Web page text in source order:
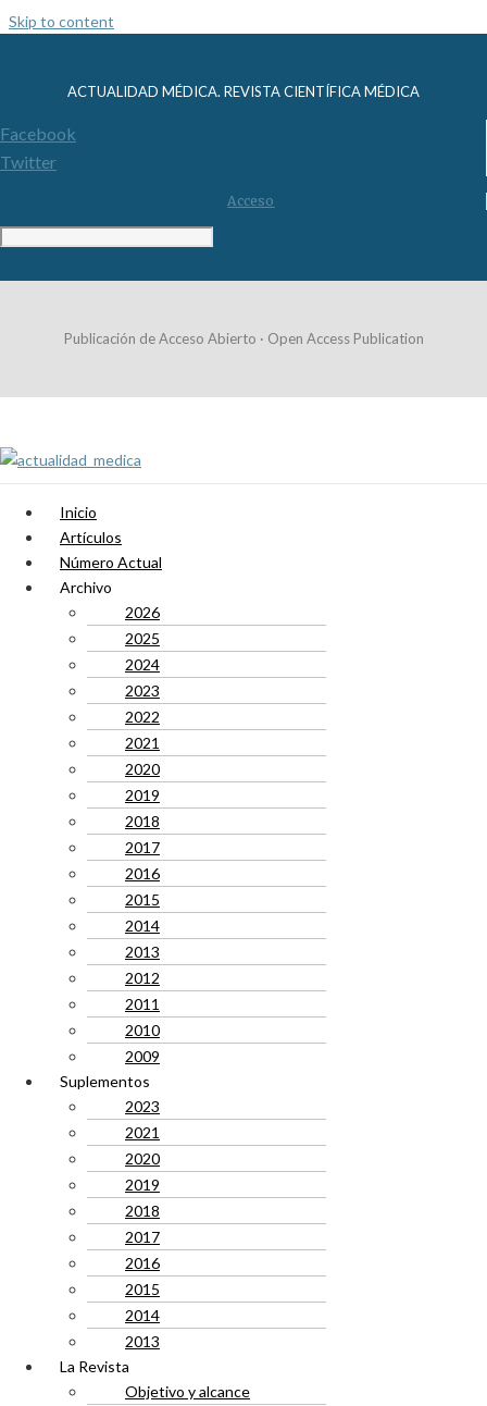
Skip to content
ACTUALIDAD MÉDICA. REVISTA CIENTÍFICA MÉDICA
Facebook
Twitter
Acceso
Publicación de Acceso Abierto · Open Access Publication
Inicio
Artículos
Número Actual
Archivo
2026
2025
2024
2023
2022
2021
2020
2019
2018
2017
2016
2015
2014
2013
2012
2011
2010
2009
Suplementos
2023
2021
2020
2019
2018
2017
2016
2015
2014
2013
La Revista
Objetivo y alcance